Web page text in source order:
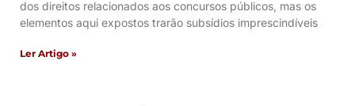
dos direitos relacionados aos concursos públicos, mas os
elementos aqui expostos trarão subsídios imprescindíveis
Ler Artigo »